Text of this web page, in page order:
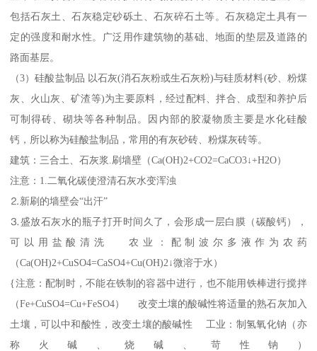
包括石灰土、石灰稳定砂砾土、石灰碎石土等。石灰稳定土具有一
定的强度和耐水性。广泛用作建筑物的基础、地面的垫层及道路的
路面基层。
（3）硅酸盐制品 以石灰(消石灰粉或生石灰粉)与硅质材料(砂、粉煤
灰、火山灰、矿渣等)为主要原料，经过配料、拌合、成型和养护后
可制得砖、砌块等各种制品。因内部的胶凝物质主要是水化硅酸
钙，所以称为硅酸盐制品，常用的有灰砂砖、粉煤灰砖等。
建筑：三合土、石灰浆.刷墙壁（Ca(OH)2+CO2=CaCO3↓+H2O）
注意：1.二氧化碳使澄清石灰水变浑浊
⒉新刷的墙壁会“出汗”
⒊盛放石灰水的瓶子打开时间久了，会形成一层白膜（碳酸钙），
可以用盐酸清洗 农业：配制波尔多液作为农药
（Ca(OH)2+CuSO4=CaSO4+Cu(OH)2↓微溶于水）
{注意：配制时，不能在铁制的容器中进行，也不能用铁棒进行搅拌
（Fe+CuSO4=Cu+FeSO4） 改变土壤的酸碱性将适量的熟石灰加入
土壤，可以中和酸性，改变土壤的酸碱性 工业：制氢氧化钠（亦
称火碱、烧碱、苛性钠）